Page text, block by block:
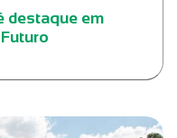
destaque em